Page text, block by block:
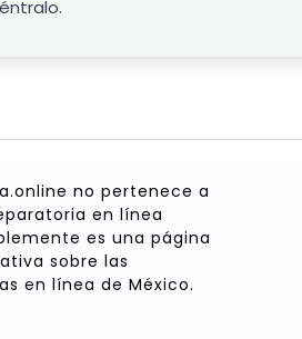
no pertenece a
en línea
es una página
sobre las
en línea de México.